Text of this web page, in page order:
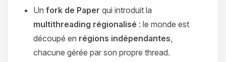
Un fork de Paper qui introduit la
multithreading régionalisé : le monde est
découpé en régions indépendantes
chacune gérée par son propre thread.